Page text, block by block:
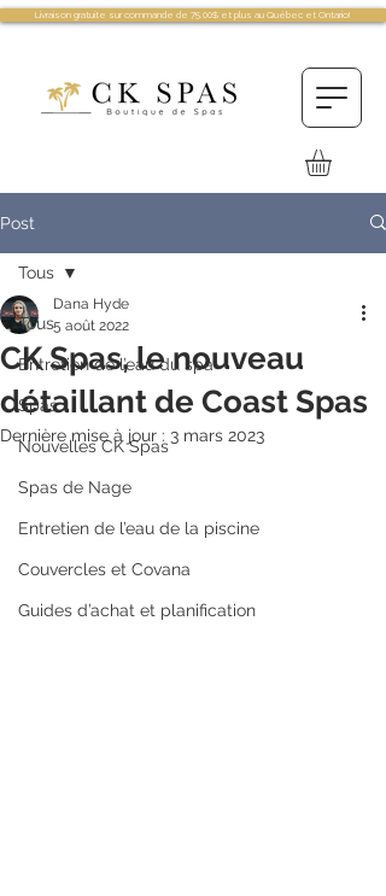
Livraison gratuite sur commande de 75.00$ et plus au Québec et Ontario!
Post
Tous
Entretien de l’eau du spa
Spas
Nouvelles CK Spas
Spas de Nage
Entretien de l’eau de la piscine
Couvercles et Covana
Guides d’achat et planification
Tous
CK Spas, le nouveau
détaillant de Coast Spas
Dana Hyde
5 août 2022
Dernière mise à jour : 3 mars 2023